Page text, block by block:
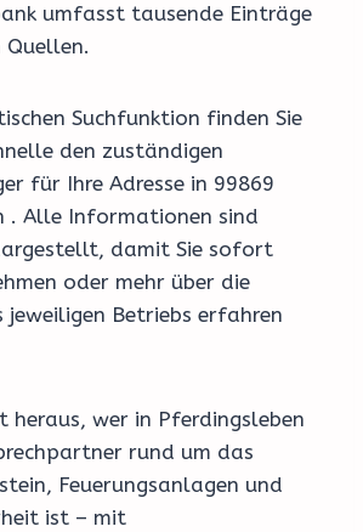
umfasst tausende Einträge
Suchfunktion finden Sie
den zuständigen
für Ihre Adresse in 99869
. Alle Informationen sind
damit Sie sofort
oder mehr über die
jeweiligen Betriebs erfahren
heraus, wer in Pferdingsleben
rund um das
Feuerungsanlagen und
ist – mit